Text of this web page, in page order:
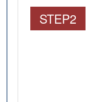
STEP2